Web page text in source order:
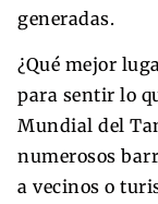
generadas.
¿Qué mejor
para sentir lo
Mundial del
numerosos
a vecinos o